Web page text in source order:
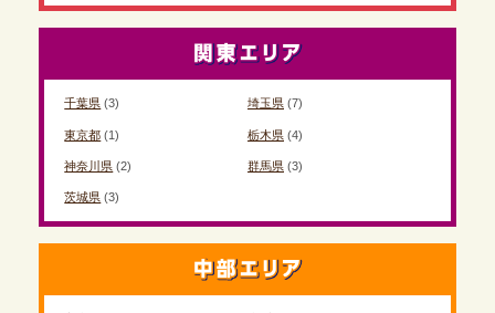
千葉県 (3) 埼玉県(7)
東京都 (1) 栃木県(4)
神奈川県 (2) 群馬県(3)
茨城県 (3)